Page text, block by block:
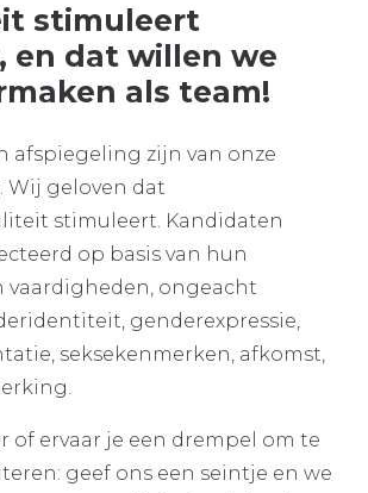
stimuleert
en dat willen we
als team!
afspiegeling zijn van onze
Wij geloven dat
stimuleert. Kandidaten
op basis van hun
vaardigheden, ongeacht
genderexpressie,
seksekenmerken, afkomst,
of ervaar je een drempel om te
geef ons een seintje en we